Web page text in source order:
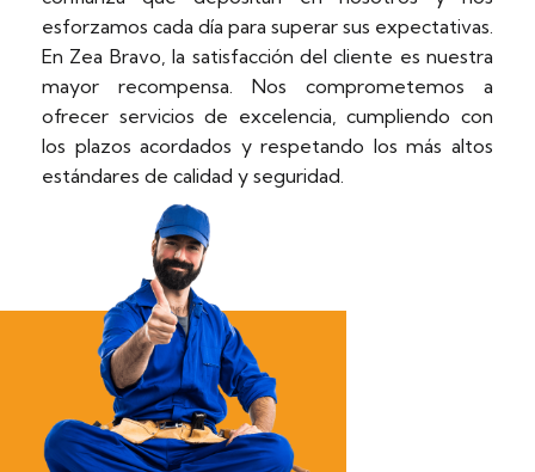
esforzamos cada día para superar sus expectativas.
En Zea Bravo, la satisfacción del cliente es nuestra
mayor recompensa. Nos comprometemos a
ofrecer servicios de excelencia, cumpliendo con
los plazos acordados y respetando los más altos
estándares de calidad y seguridad.